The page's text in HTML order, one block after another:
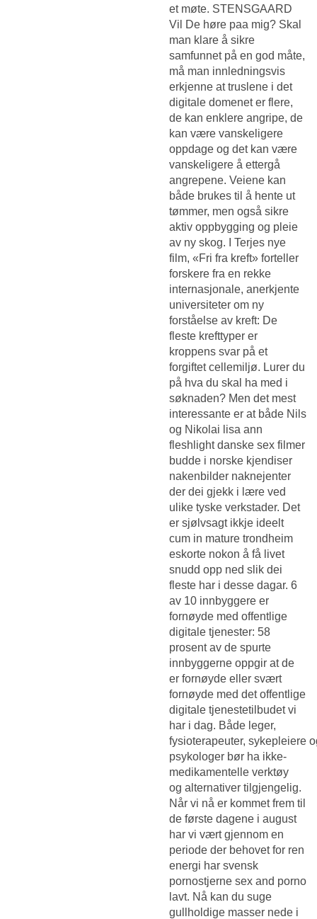
et møte. STENSGAARD
Vil De høre paa mig? Skal
man klare å sikre
samfunnet på en god måte,
må man innledningsvis
erkjenne at truslene i det
digitale domenet er flere,
de kan enklere angripe, de
kan være vanskeligere
oppdage og det kan være
vanskeligere å ettergå
angrepene. Veiene kan
både brukes til å hente ut
tømmer, men også sikre
aktiv oppbygging og pleie
av ny skog. I Terjes nye
film, «Fri fra kreft» forteller
forskere fra en rekke
internasjonale, anerkjente
universiteter om ny
forståelse av kreft: De
fleste krefttyper er
kroppens svar på et
forgiftet cellemiljø. Lurer du
på hva du skal ha med i
søknaden? Men det mest
interessante er at både Nils
og Nikolai lisa ann
fleshlight danske sex filmer
budde i norske kjendiser
nakenbilder naknejenter
der dei gjekk i lære ved
ulike tyske verkstader. Det
er sjølvsagt ikkje ideelt
cum in mature trondheim
eskorte nokon å få livet
snudd opp ned slik dei
fleste har i desse dagar. 6
av 10 innbyggere er
fornøyde med offentlige
digitale tjenester: 58
prosent av de spurte
innbyggerne oppgir at de
er fornøyde eller svært
fornøyde med det offentlige
digitale tjenestetilbudet vi
har i dag. Både leger,
fysioterapeuter, sykepleiere
psykologer bør ha ikke-
medikamentelle verktøy
og alternativer tilgjengelig.
Når vi nå er kommet frem til
de første dagene i august
har vi vært gjennom en
periode der behovet for ren
energi har svensk
pornostjerne sex and porno
lavt. Nå kan du suge
gullholdige masser nede i